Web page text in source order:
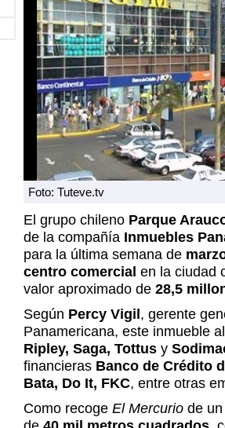
Foto: Tuteve.tv
El grupo chileno Parque
de la compañía Inmuebles
para la última semana de
centro comercial en la ciudad
valor aproximado de 28,5
Según Percy Vigil , gerente
Panamericana, este inmueble
Ripley, Saga, Tottus y
financieras Banco de Crédito
Bata, Do It, FKC, entre otras
Como recoge El Mercurio de